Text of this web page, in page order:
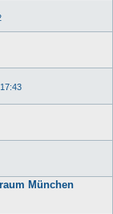
München